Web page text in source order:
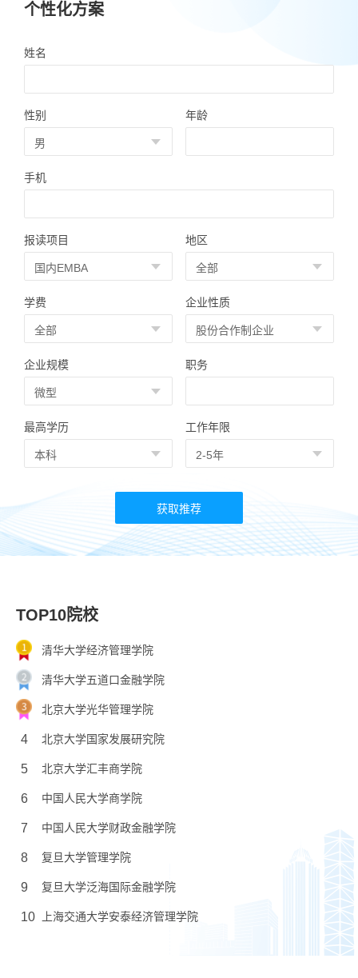
个性化方案
姓名
性别 年龄
手机
报读项目 地区
学费 企业性质
企业规模 职务
最高学历 工作年限
TOP10院校
清华大学经济管理学院
清华大学五道口金融学院
北京大学光华管理学院
4 北京大学国家发展研究院
5 北京大学汇丰商学院
6 中国人民大学商学院
7 中国人民大学财政金融学院
8 复旦大学管理学院
9 复旦大学泛海国际金融学院
10 上海交通大学安泰经济管理学院